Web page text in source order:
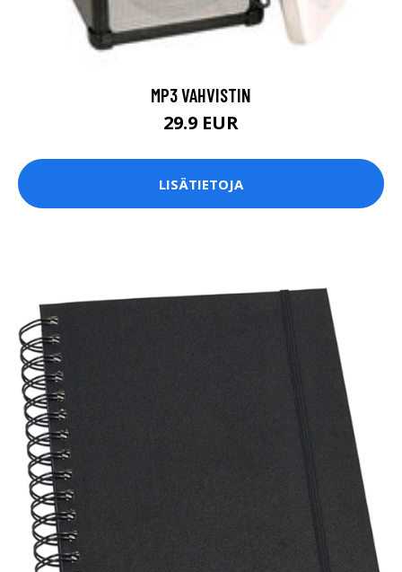
MP3 VAHVISTIN
29.9 EUR
LISÄTIETOJA